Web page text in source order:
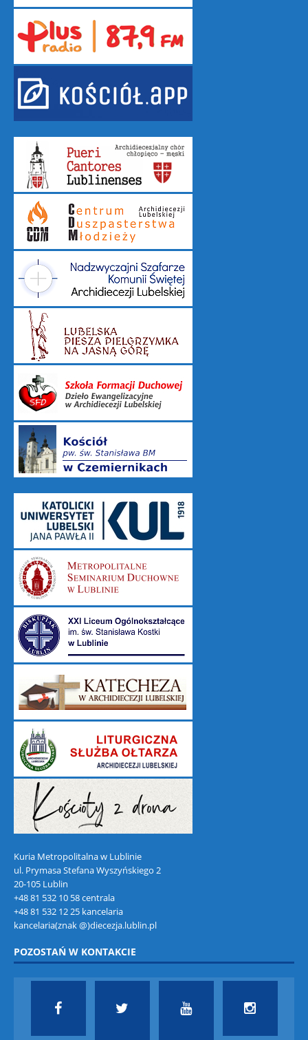
Kuria Metropolitalna w Lublinie
ul. Prymasa Stefana Wyszyńskiego 2
20-105 Lublin
+48 81 532 10 58 centrala
+48 81 532 12 25 kancelaria
kancelaria(znak @)diecezja.lublin.pl
POZOSTAŃ W KONTAKCIE